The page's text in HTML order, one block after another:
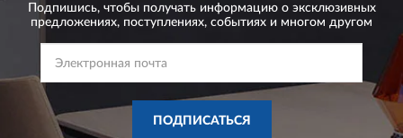
Подпишись, чтобы получать информацию о эксклюзивных
предложениях, поступлениях, событиях и многом другом
ПОДПИСАТЬСЯ